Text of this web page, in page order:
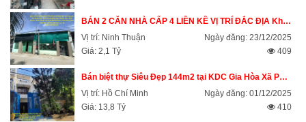
BÁN 2 CĂN NHÀ CẤP 4 LIỀN KỀ VỊ TRÍ ĐẮC ĐỊA Khu Phố 10 Bình Quý, Phước Dân, Ninh Phước - Ninh thuận
Vị trí: Ninh Thuận
Giá: 2,1 Tỷ
Ngày đăng: 23/12/2025
409
Bán biệt thự Siêu Đẹp 144m2 tại KDC Gia Hòa Xã Phong Phú, Bình Chánh, HCM
Vị trí: Hồ Chí Minh
Giá: 13,8 Tỷ
Ngày đăng: 01/12/2025
410